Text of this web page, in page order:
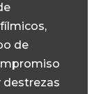
de
destrezas